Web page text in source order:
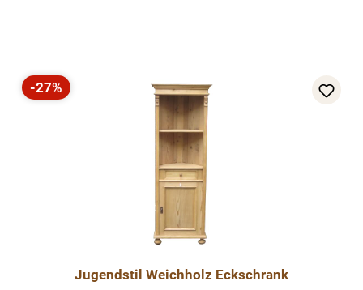
Rabatt
-27%
Jugendstil Weichholz Eckschrank